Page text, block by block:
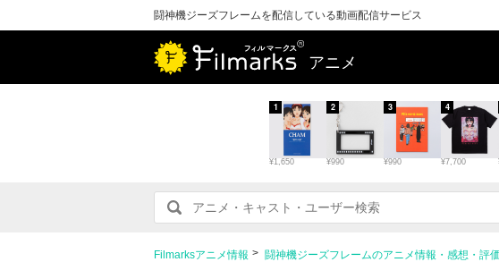
闘神機ジーズフレームを配信している動画配信サービス
アニメ
¥1,650
1
¥990
2
¥990
3
¥7,700
4
Filmarksアニメ情報 闘神機ジーズフレームのアニメ情報・感想・評